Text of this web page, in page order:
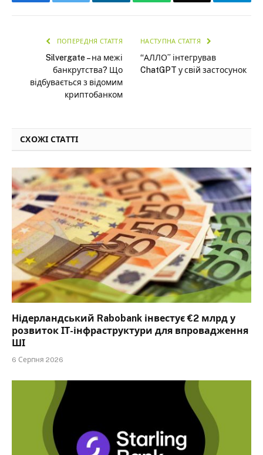
ПОПЕРЕДНЯ СТАТТЯ
Silvergate – на межі
банкрутства? Що
відбувається з відомим
криптобанком
НАСТУПНА СТАТТЯ
“АЛЛО” інтегрував
ChatGPT у свій застосунок
СХОЖІ СТАТТІ
Нідерландський Rabobank інвестує €2 млрд у
розвиток ІТ-інфраструктури для впровадження
ШІ
6 Серпня 2026